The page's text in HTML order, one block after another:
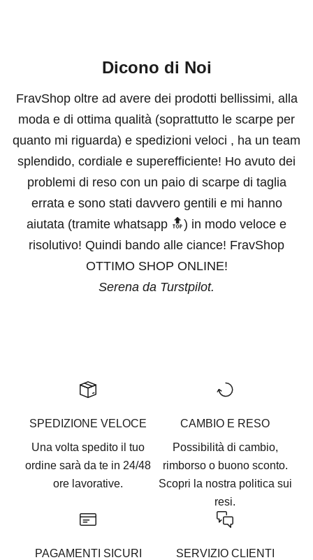
Dicono di Noi
FravShop oltre ad avere dei prodotti bellissimi, alla
moda e di ottima qualità (soprattutto le scarpe per
quanto mi riguarda) e spedizioni veloci , ha un team
splendido, cordiale e superefficiente! Ho avuto dei
problemi di reso con un paio di scarpe di taglia
errata e sono stati davvero gentili e mi hanno
aiutata (tramite whatsapp 🔝) in modo veloce e
risolutivo! Quindi bando alle ciance! FravShop
OTTIMO SHOP ONLINE!
Serena da Turstpilot.
SPEDIZIONE VELOCE
Una volta spedito il tuo
ordine sarà da te in 24/48
ore lavorative.
CAMBIO E RESO
Possibilità di cambio,
rimborso o buono sconto.
Scopri la nostra politica sui
resi.
PAGAMENTI SICURI
SERVIZIO CLIENTI